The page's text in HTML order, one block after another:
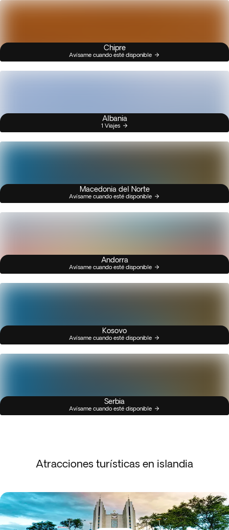
Chipre
Avísame cuando esté disponible
Albania
1 Viajes
Macedonia del Norte
Avísame cuando esté disponible
Andorra
Avísame cuando esté disponible
Kosovo
Avísame cuando esté disponible
Serbia
Avísame cuando esté disponible
Atracciones turísticas en islandia